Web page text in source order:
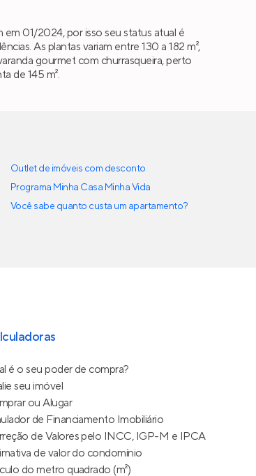
em 01/2024, por isso seu status atual é
As plantas variam entre 130 a 182 m²,
gourmet com churrasqueira, perto
de 145 m².
Outlet de imóveis com desconto
Programa Minha Casa Minha Vida
Você sabe quanto custa um apartamento?
é o seu poder de compra?
seu imóvel
ou Alugar
de Financiamento Imobiliário
de Valores pelo INCC, IGP-M e IPCA
de valor do condomínio
do metro quadrado (m²)